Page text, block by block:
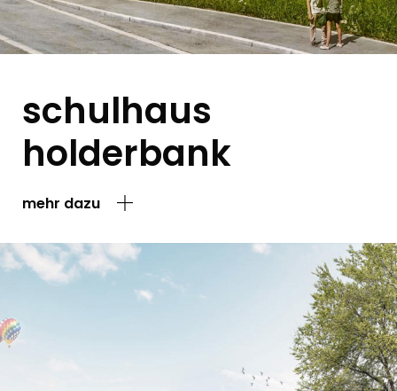
schulhaus
holderbank
mehr dazu